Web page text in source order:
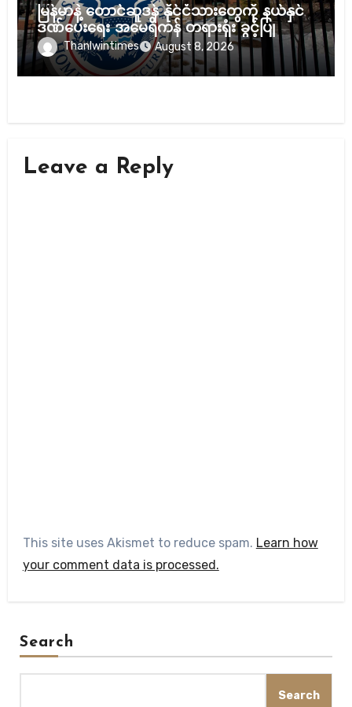
မြန်မာနဲ့ တောင်ဆူဒန် နိုင်ငံသားတွေကို နယ်နှင်
ဒဏ်ပေးရေး အမေရိကန် တရားရုံး ခွင့်ပြု
Thanlwintimes August 8, 2026
Leave a Reply
This site uses Akismet to reduce spam. Learn how
your comment data is processed.
Search
Search